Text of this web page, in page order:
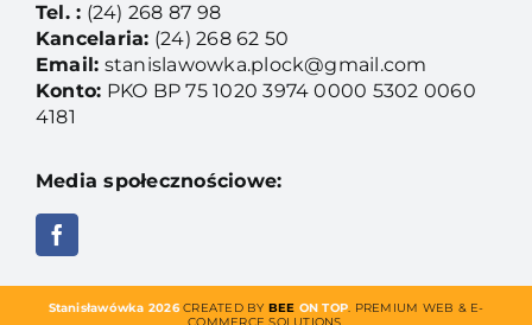
Tel. : (24) 268 87 98
Kancelaria: (24) 268 62 50
Email: stanislawowka.plock@gmail.com
Konto: PKO BP 75 1020 3974 0000 5302 0060
4181
Media społecznościowe:
Stanisławówka 2026CREATED BY BEE ON TOP. PREMIUM WEB & E-